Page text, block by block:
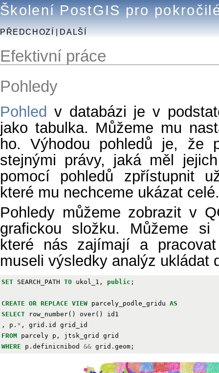
Školení PostGIS pro
PŘEDCHOZÍ DALŠÍ
Efektivní práce
Pohledy
Pohled v databázi je v
jako tabulka. Můžeme mu
ho. Výhodou pohledů je, že
stejnými právy, jaká měl
pomocí pohledů zpřístupnit
které mu nechceme ukázat celé.
Pohledy můžeme zobrazit v
grafickou složku. Můžeme si
které nás zajímají a
museli výsledky analýz ukládat
SET SEARCH_PATH TO ukol_1 , public ;
CREATE OR REPLACE VIEW parcely_podle_gridu AS
SELECT
row_number() over()
id1
,
p . * , grid . id
grid_id
FROM parcely p , jtsk_grid
grid
WHERE
p . definicnibod && grid . geom ;